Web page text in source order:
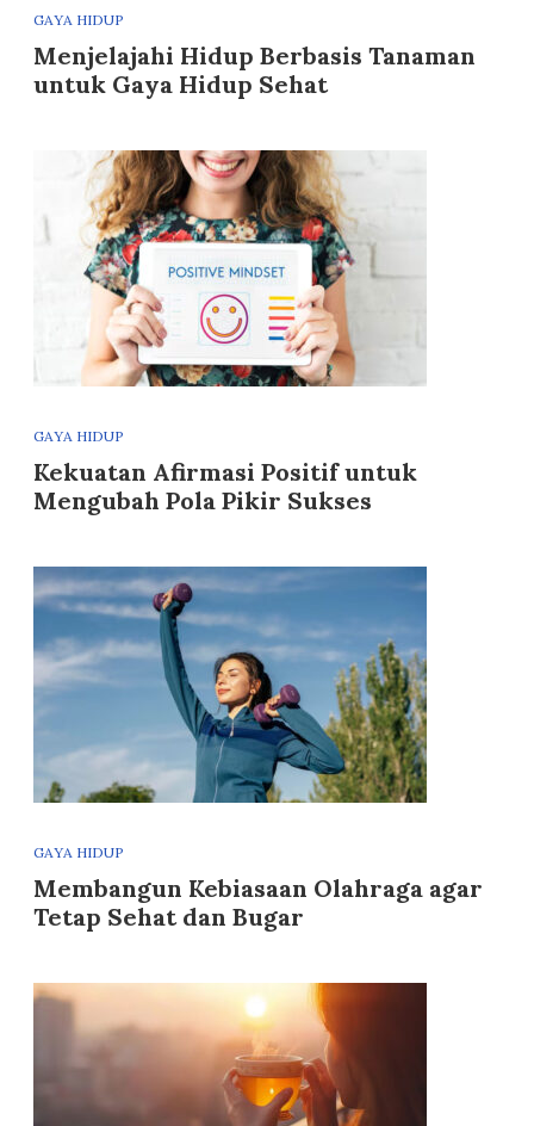
GAYA HIDUP
Menjelajahi Hidup Berbasis Tanaman
untuk Gaya Hidup Sehat
GAYA HIDUP
Kekuatan Afirmasi Positif untuk
Mengubah Pola Pikir Sukses
GAYA HIDUP
Membangun Kebiasaan Olahraga agar
Tetap Sehat dan Bugar